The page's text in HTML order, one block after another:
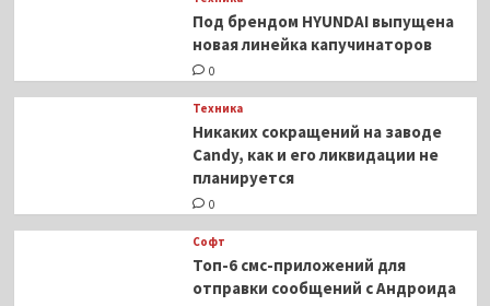
Под брендом HYUNDAI выпущена
новая линейка капучинаторов
0
Техника
Никаких сокращений на заводе
Candy, как и его ликвидации не
планируется
0
Софт
Топ-6 смс-приложений для
отправки сообщений с Андроида